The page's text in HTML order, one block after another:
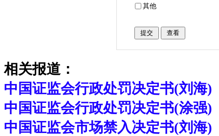
其他
相关报道：
中国证监会行政处罚决定书(刘海)
中国证监会行政处罚决定书(涂强)
中国证监会市场禁入决定书(刘海)